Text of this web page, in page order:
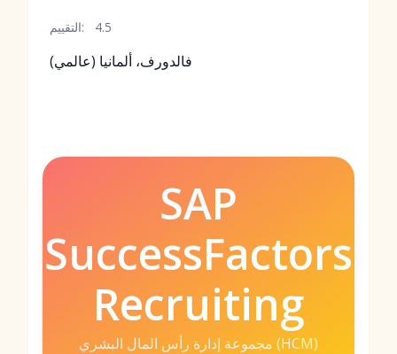
التقييم: 4.5
فالدورف، ألمانيا (عالمي)
SAP
SuccessFactors
Recruiting
مجموعة إدارة رأس المال البشري (HCM)